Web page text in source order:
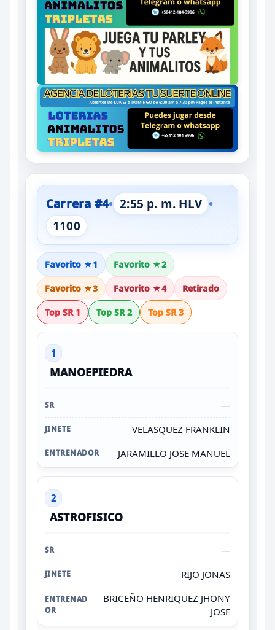
Carrera #4• 2:55 p. m. HLV •
1100
Favorito ★1 Favorito ★2
Favorito ★3 Favorito ★4 Retirado
Top SR 1 Top SR 2 Top SR 3
1
MANOEPIEDRA
—
VELASQUEZ FRANKLIN
JARAMILLO JOSE MANUEL
2
ASTROFISICO
—
RIJO JONAS
BRICEÑO HENRIQUEZ JHONY
JOSE